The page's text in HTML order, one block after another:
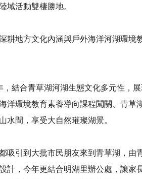
活動雙棲勝地。
耕地方文化內涵與戶外海洋河湖環境
結合青草湖河湖生態文化多元性，展
環境教育素養導向課程闖關、青草
間，享受大自然璀璨湖景。
吸引到大批市民朋友來到青草湖，由
計，今年更結合明湖里辦公處，讓家